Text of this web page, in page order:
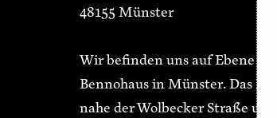
48155 Münster
Wir befinden uns auf Ebene 3 im
Bennohaus in Münster. Das
nahe der Wolbecker Straße und